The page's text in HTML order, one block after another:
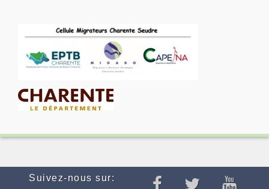
Suivez-nous sur: